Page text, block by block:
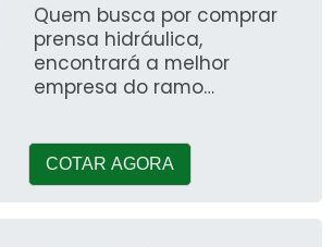
Quem busca por comprar
prensa hidráulica,
encontrará a melhor
empresa do ramo
conceituada do mercado e
conhecen
COTAR AGORA